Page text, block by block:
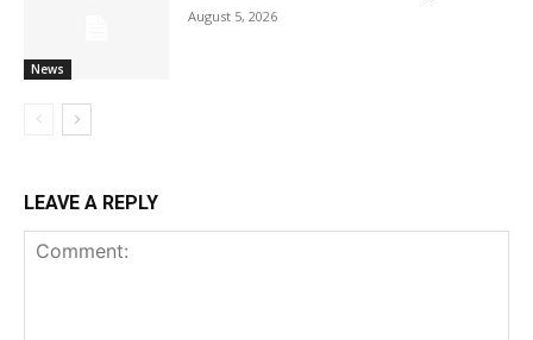
News
August 5, 2026
LEAVE A REPLY